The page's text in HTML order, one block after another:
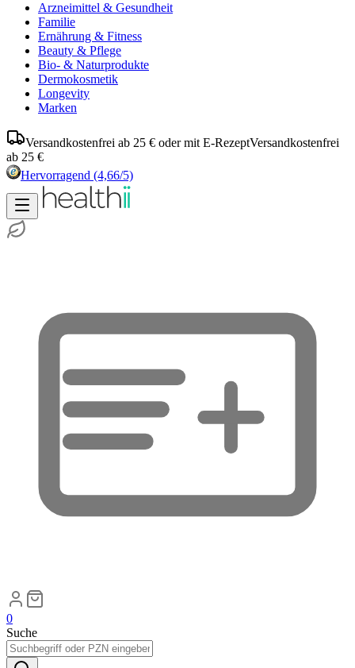
Arzneimittel & Gesundheit
Familie
Ernährung & Fitness
Beauty & Pflege
Bio- & Naturprodukte
Dermokosmetik
Longevity
Marken
Versandkostenfrei ab 25 € oder mit E-RezeptVersandkostenfrei
ab 25 €
Hervorragend (4,66/5)
0
Suche